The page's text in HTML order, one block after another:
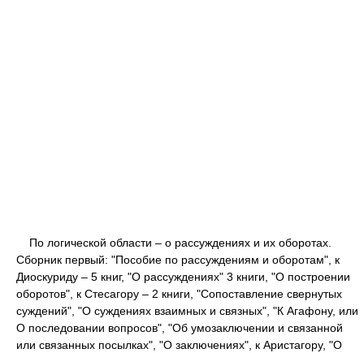
По логической области – о рассуждениях и их оборотах.
Сборник первый: "Пособие по рассуждениям и оборотам", к
Диоскуриду – 5 книг, "О рассуждениях" 3 книги, "О построении
оборотов", к Стесагору – 2 книги, "Сопоставление свернутых
суждений", "О суждениях взаимных и связных", "К Агафону, или
О последовании вопросов", "Об умозаключении и связанной
или связанных посылках", "О заключениях", к Аристагору, "О